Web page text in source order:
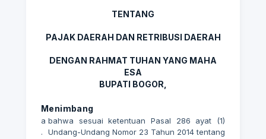
TENTANG
PAJAK DAERAH DAN RETRIBUSI DAERAH
DENGAN RAHMAT TUHAN YANG MAHA
ESA
BUPATI BOGOR,
Menimbang
a
.
bahwa sesuai ketentuan Pasal 286 ayat (1)
Undang-Undang Nomor 23 Tahun 2014 tentang